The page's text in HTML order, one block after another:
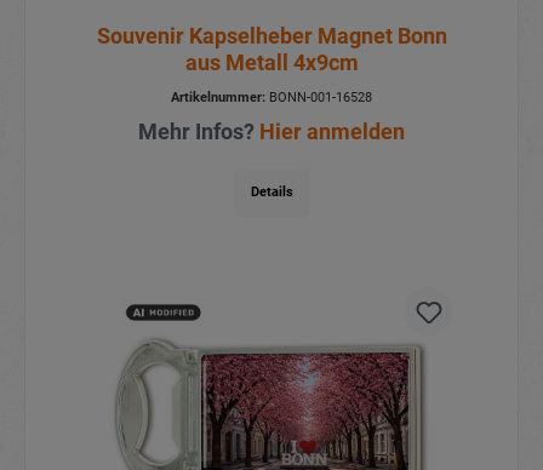
Souvenir Kapselheber Magnet Bonn
aus Metall 4x9cm
Artikelnummer: BONN-001-16528
Mehr Infos? Hier anmelden
Details